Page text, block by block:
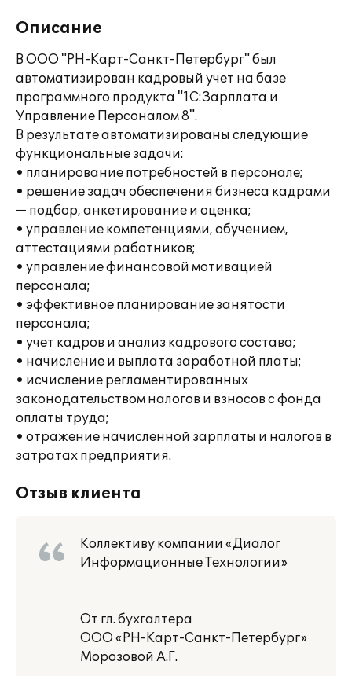
Описание
В ООО "РН-Карт-Санкт-Петербург" был
автоматизирован кадровый учет на базе
программного продукта "1С:Зарплата и
Управление Персоналом 8".
В результате автоматизированы следующие
функциональные задачи:
• планирование потребностей в персонале;
• решение задач обеспечения бизнеса кадрами
— подбор, анкетирование и оценка;
• управление компетенциями, обучением,
аттестациями работников;
• управление финансовой мотивацией
персонала;
• эффективное планирование занятости
персонала;
• учет кадров и анализ кадрового состава;
• начисление и выплата заработной платы;
• исчисление регламентированных
законодательством налогов и взносов с фонда
оплаты труда;
• отражение начисленной зарплаты и налогов в
затратах предприятия.
Отзыв клиента
Коллективу компании «Диалог
Информационные Технологии»
От гл. бухгалтера
ООО «РН-Карт-Санкт-Петербург»
Морозовой А.Г.